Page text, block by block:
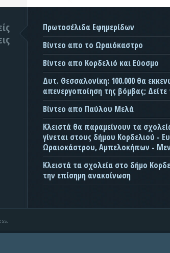
Πρωτοσέλιδα Εφημερίδων
Βίντεο απο το Ωραιόκαστρο
Βίντεο απο Κορδελιό και Εύοσμο
Δυτ. Θεσσαλονίκη: 100.000 θα
απενεργοποίηση της βόμβας;
Βίντεο απο Παύλου Μελά
Κλειστά θα παραμείνουν τα
γίνεται στους δήμου Κορδελιού -
Ωραιοκάστρου, Αμπελοκήπων -
Κλειστά τα σχολεία στο δήμο
την επίσημη ανακοίνωση